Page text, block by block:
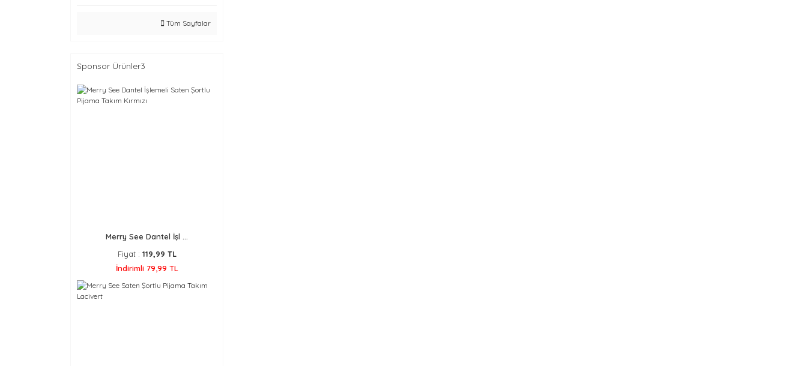
Tüm Sayfalar
Sponsor Ürünler3
Merry See Dantel İşl ...
Fiyat : 119,99 TL
İndirimli 79,99 TL